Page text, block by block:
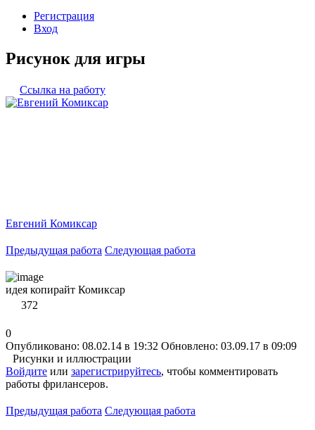
Регистрация
Вход
Рисунок для игры
Ссылка на работу
Евгений Комиксар
Предыдущая работа Следующая работа
идея копирайт Комиксар
372
0
Опубликовано: 08.02.14 в 19:32 Обновлено: 03.09.17 в 09:09
Рисунки и иллюстрации
Войдите или зарегистрируйтесь, чтобы комментировать
работы фрилансеров.
Предыдущая работа Следующая работа